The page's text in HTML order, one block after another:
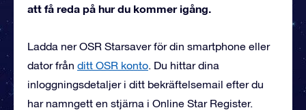
att få reda på hur du kommer igång.
Ladda ner OSR Starsaver för din smartphone eller
dator från ditt OSR konto. Du hittar dina
inloggningsdetaljer i ditt bekräftelsemail efter du
har namngett en stjärna i Online Star Register.